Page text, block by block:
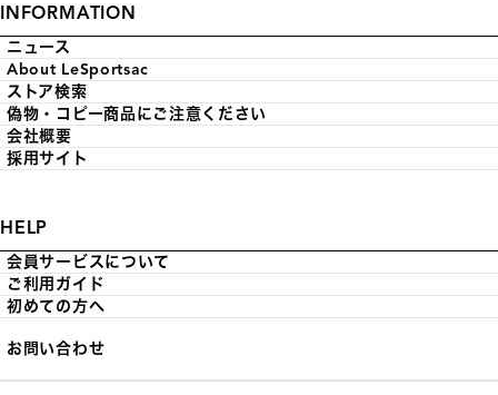
INFORMATION
ニュース
About LeSportsac
ストア検索
偽物・コピー商品にご注意ください
会社概要
採用サイト
HELP
会員サービスについて
ご利用ガイド
初めての方へ
お問い合わせ